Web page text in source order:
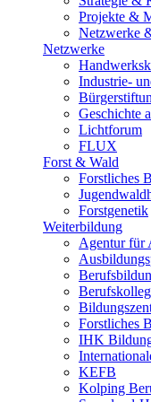
Projekte &
Netzwerke
Netzwerke
Industrie-
Geschichte
Lichtforum
FLUX
Forst & Wald
Forstliches
Forstgenetik
Weiterbildung
Agentur für
Forstliches
IHK
KEFB
Kolping